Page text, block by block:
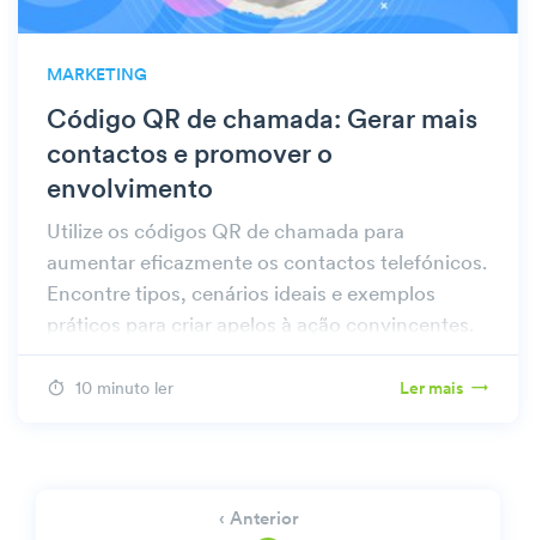
MARKETING
Código QR de chamada: Gerar mais
contactos e promover o
envolvimento
Utilize os códigos QR de chamada para
aumentar eficazmente os contactos telefónicos.
Encontre tipos, cenários ideais e exemplos
práticos para criar apelos à ação convincentes.
10 minuto ler Ler mais
‹ Anterior